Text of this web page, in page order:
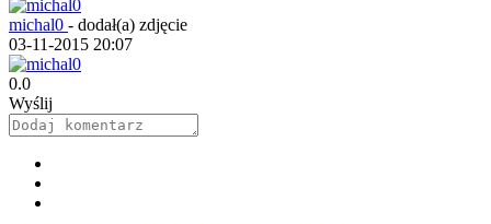
michal0 - dodał(a) zdjęcie
03-11-2015 20:07
0.0
Wyślij